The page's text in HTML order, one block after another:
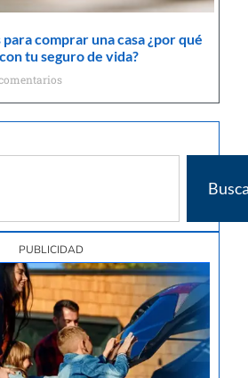
comprar una casa ¿por qué
tu seguro de vida?
PUBLICIDAD